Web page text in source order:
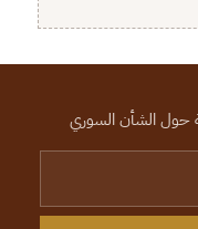
حول الشأن السوري